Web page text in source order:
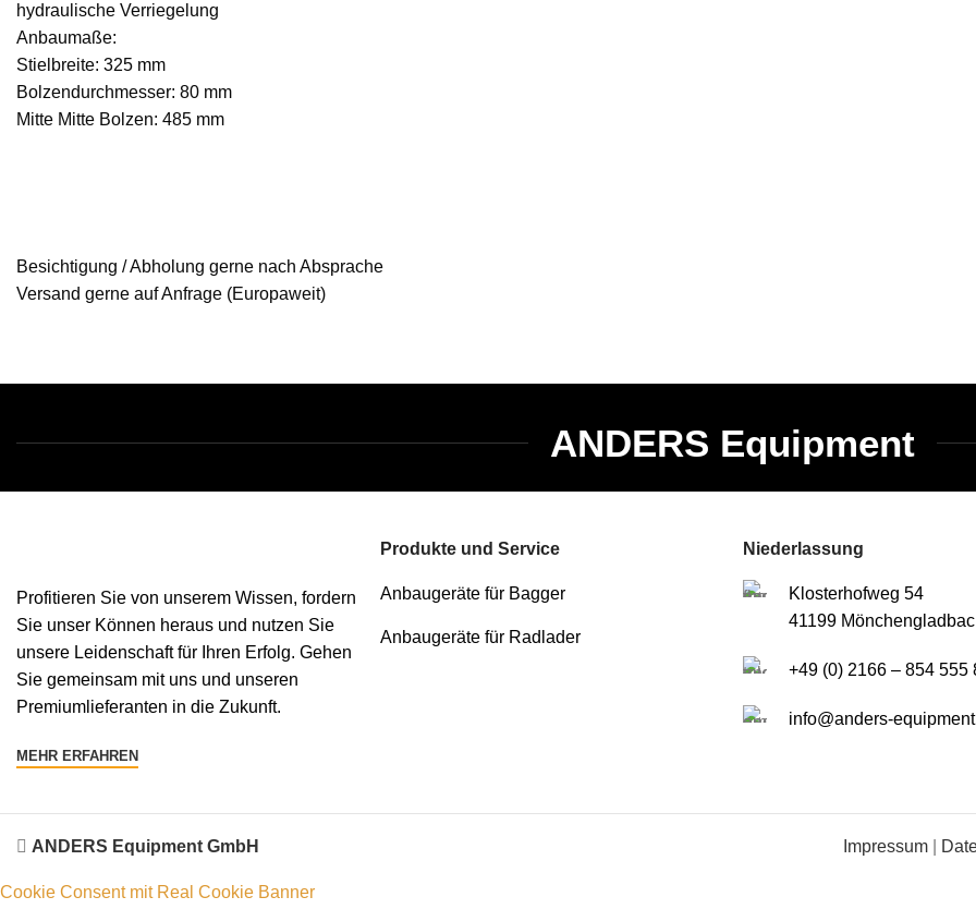
hydraulische Verriegelung
Anbaumaße:
Stielbreite: 325 mm
Bolzendurchmesser: 80 mm
Mitte Mitte Bolzen: 485 mm
Besichtigung / Abholung gerne nach Absprache
Versand gerne auf Anfrage (Europaweit)
ANDERS Equipment
Profitieren Sie von unserem Wissen, fordern
Sie unser Können heraus und nutzen Sie
unsere Leidenschaft für Ihren Erfolg. Gehen
Sie gemeinsam mit uns und unseren
Premiumlieferanten in die Zukunft.
MEHR ERFAHREN
Produkte und Service
Anbaugeräte für Bagger
Anbaugeräte für Radlader
Niederlassung
Klosterhofweg 54
41199
+49 (0) 2166 – 854 555
info@anders-
ANDERS Equipment GmbH Impressum
Cookie Consent mit Real Cookie Banner